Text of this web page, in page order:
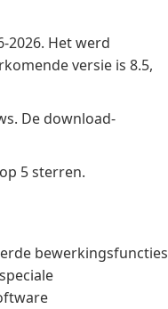
2026. Het werd
versie is 8.5,
De download-
5 sterren.
bewerkingsfuncties